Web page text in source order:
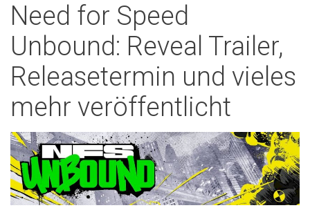
Need for Speed
Unbound: Reveal Trailer,
Releasetermin und vieles
mehr veröffentlicht